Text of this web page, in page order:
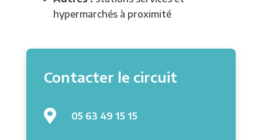
hypermarchés à proximité
Contacter le circuit
 05 63 49 15 15